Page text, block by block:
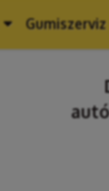
Gumiszerviz